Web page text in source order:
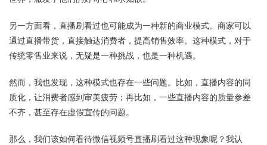
另一方面看，直播刷看过也可能成为一种新的商业模式。商家可以
通过直播带货，直接触达消费者，提高销售效率。这种模式，对于
传统零售业来说，无疑是一种挑战，也是一种机遇。
然而，我也发现，这种模式也存在一些问题。比如，直播内容的同
质化，让消费者感到审美疲劳；再比如，一些直播内容的质量参差
不齐，甚至存在虚假宣传的问题。
那么，我们该如何看待微信视频号直播刷看过这种现象呢？我认